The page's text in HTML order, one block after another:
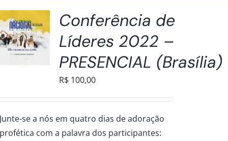
Conferência de
Líderes 2022 –
PRESENCIAL (Brasília)
R$ 100,00
Junte-se a nós em quatro dias de adoração
profética com a palavra dos participantes: